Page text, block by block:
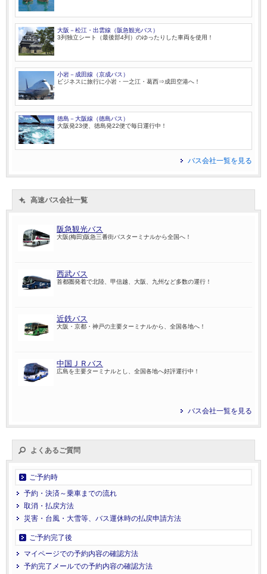
大阪－松江・出雲線（阪急観光バス）
3列独立シート（最後部4列）のゆったりした車両を使用！
小岩－成田線（京成バス）
ビジネスに旅行に小岩・一之江・葛西⇒成田空港へ！
徳島－大阪線（徳島バス）
大阪発23便、徳島発22便で毎日運行中！
バス会社一覧を見る
高速バス会社一覧
阪急観光バス
大阪(梅田)阪急三番街バスターミナルから全国へ！
西武バス
首都圏発着で北陸、甲信越、大阪、九州など多数の運行！
近鉄バス
大阪・京都・神戸の主要ターミナルから、全国各地へ！
中国ＪＲバス
広島を主要ターミナルとし、全国各地へ好評運行中！
バス会社一覧を見る
よくあるご質問
ご予約時
予約・決済～乗車までの流れ
取消・払戻方法
災害・台風・大雪等、バス運休時の払戻申請方法
ご予約完了後
マイページでの予約内容の確認方法
予約完了メールでの予約内容の確認方法